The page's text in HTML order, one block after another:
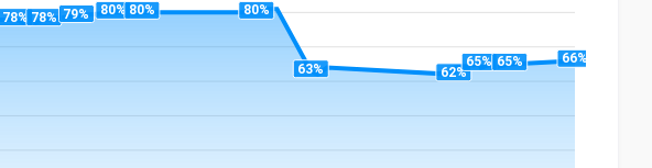
78% 78% 79% 80% 80% 80%
63% 62%
65% 65% 66%